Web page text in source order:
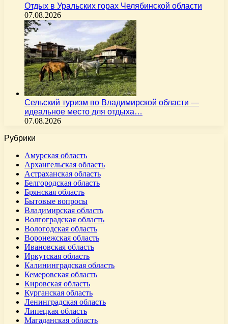
Отдых в Уральских горах Челябинской области
07.08.2026
Сельский туризм во Владимирской области —
идеальное место для отдыха…
07.08.2026
Рубрики
Амурская область
Архангельская область
Астраханская область
Белгородская область
Брянская область
Бытовые вопросы
Владимирская область
Волгоградская область
Вологодская область
Воронежская область
Ивановская область
Иркутская область
Калининградская область
Кемеровская область
Кировская область
Курганская область
Ленинградская область
Липецкая область
Магаданская область